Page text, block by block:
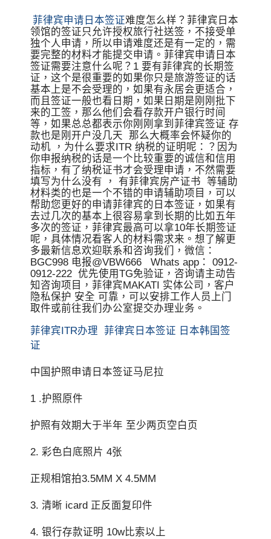
菲律宾申请日本签证难度怎么样？菲律宾日本
领馆的签证只允许授权旅行社送签，不接受单
独个人申请，所以申请难度还是有一定的，需
要完整的材料才能提交申请。菲律宾申请日本
签证需要注意什么呢？1 要有菲律宾的长期签
证，这个是很重要的如果你只是旅游签证的话
基本上是不会受理的，如果有永居会更适合，
而且签证一般也看日期，如果日期是刚刚批下
来的工签，那么他们会看存款开户银行时间
等，如果总总都表示你刚刚拿到菲律宾签证 存
款也是刚开户没几天 那么大概率会怀疑你的
动机 ，为什么要求ITR 纳税的证明呢：？因为
你申报纳税的话是一个比较重要的诚信和信用
指标，有了纳税证书才会受理申请，不然需要
填写为什么没有 ， 有菲律宾房产证书 等辅助
材料类的也是一个不错的申请辅助项目，可以
帮助您更好的申请菲律宾的日本签证，如果有
去过几次的基本上很容易拿到长期的比如五年
多次的签证，菲律宾最高可以拿10年长期签证
呢，具体情况看客人的材料需求来。想了解更
多最新信息欢迎联系和咨询我们，微信：
BGC998 电报@VBW666 Whats app： 0912-
0912-222 优先使用TG免验证，咨询请主动告
知咨询项目，菲律宾MAKATI 实体公司，客户
隐私保护 安全 可靠，可以安排工作人员上门
取件或前往我们办公室提交办理业务。
菲律宾ITR办理 菲律宾日本签证 日本韩国签
证
中国护照申请日本签证马尼拉
1 .护照原件
护照有效期大于半年 至少两页空白页
2. 彩色白底照片 4张
正规相馆拍3.5MM X 4.5MM
3. 清晰 icard 正反面复印件
4. 银行存款证明 10w比索以上